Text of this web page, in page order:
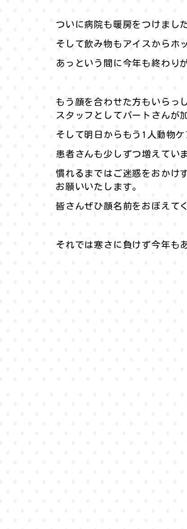
ついに病院も暖房をつけまし
そして飲み物もアイスからホ
あっという間に今年も終わり
もう顔を合わせた方もいらっ
スタッフとしてパートさんが
そして明日からもう1人動物
患者さんも少しずつ増えてい
慣れるまではご迷惑をおかけ
お願いいたします。
皆さんぜひ顔名前をおぼえて
それでは寒さに負けず今年も